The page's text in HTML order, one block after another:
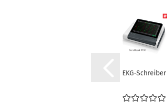
EKG-Schreiber